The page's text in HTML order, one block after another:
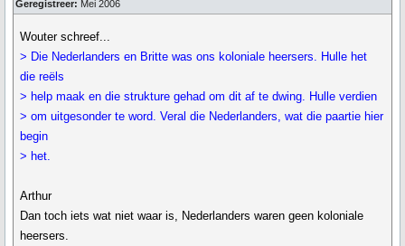
Geregistreer: Mei 2006
Wouter schreef...
> Die Nederlanders en Britte was ons koloniale heersers. Hulle het
die reëls
> help maak en die strukture gehad om dit af te dwing. Hulle verdien
> om uitgesonder te word. Veral die Nederlanders, wat die paartie hier
begin
> het.
Arthur
Dan toch iets wat niet waar is, Nederlanders waren geen koloniale
heersers.